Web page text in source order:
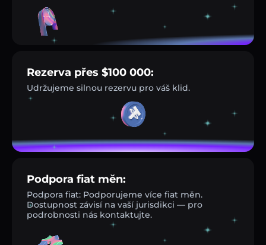
Rezerva přes $100 000:
Udržujeme silnou rezervu pro váš klid.
Podpora fiat měn:
Podpora fiat: Podporujeme více fiat měn.
Dostupnost závisí na vaší jurisdikci — pro
podrobnosti nás kontaktujte.